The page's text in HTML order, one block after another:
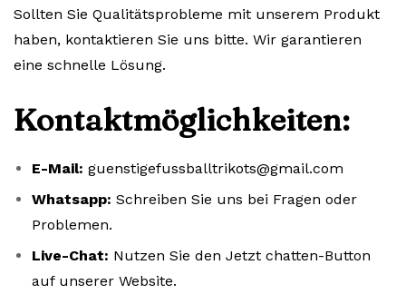
Sollten Sie Qualitätsprobleme mit unserem Produkt
haben, kontaktieren Sie uns bitte. Wir garantieren
eine schnelle Lösung.
Kontaktmöglichkeiten:
E-Mail: guenstigefussballtrikots@gmail.com
Whatsapp: Schreiben Sie uns bei Fragen oder
Problemen.
Live-Chat: Nutzen Sie den Jetzt chatten-Button
auf unserer Website.